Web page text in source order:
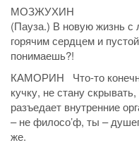
МОЗЖУХИН Все
(Пауза.) В новую жизнь с
горячим сердцем и
понимаешь?!
КАМОРИН Что-то
кучку, не стану
разъедает внутренние
– не филосо’ф, ты –
же.